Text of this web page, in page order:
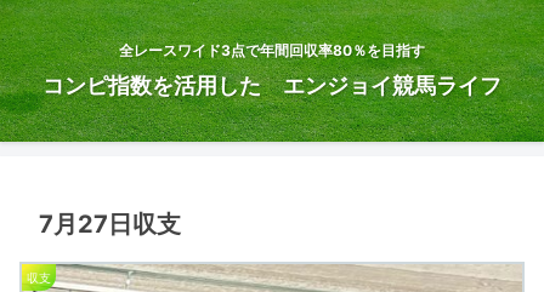
全レースワイド3点で年間回収率80％を目指す
コンピ指数を活用した エンジョイ競馬ライフ
7月27日収支
収支